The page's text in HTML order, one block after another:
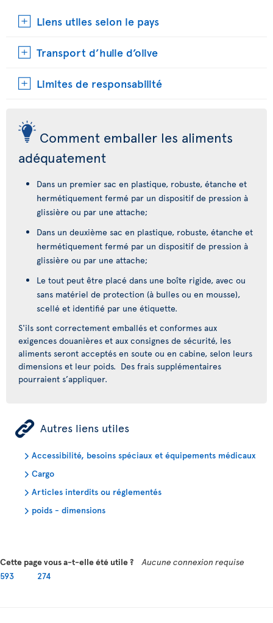
Liens utiles selon le pays
Transport d’huile d’olive
Limites de responsabilité
Comment emballer les aliments
adéquatement
Dans un premier sac en plastique, robuste, étanche et
hermétiquement fermé par un dispositif de pression à
glissière ou par une attache;
Dans un deuxième sac en plastique, robuste, étanche et
hermétiquement fermé par un dispositif de pression à
glissière ou par une attache;
Le tout peut être placé dans une boîte rigide, avec ou
sans matériel de protection (à bulles ou en mousse),
scellé et identifié par une étiquette.
S'ils sont correctement emballés et conformes aux
exigences douanières et aux consignes de sécurité, les
aliments seront acceptés en soute ou en cabine, selon leurs
dimensions et leur poids. Des frais supplémentaires
pourraient s’appliquer.
ÿ Autres liens utiles
Accessibilité, besoins spéciaux et équipements médicaux
Cargo
Articles interdits ou réglementés
poids - dimensions
Cette page vous a-t-elle été utile ?
Aucune connexion requise
593
274